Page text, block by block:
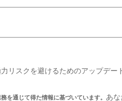
リスクを避けるためのアップデー
を通じて得た情報に基づいています。 あな